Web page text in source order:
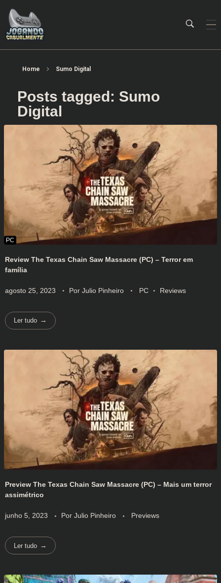
Home Sumo Digital
Posts tagged: Sumo
Digital
Review The Texas Chain Saw Massacre (PC) – Terror em
família
agosto 25, 2023 Por Julio Pinheiro PC Reviews
Ler tudo
Preview The Texas Chain Saw Massacre (PC) – Mais um terror
assimétrico
junho 5, 2023 Por Julio Pinheiro Previews
Ler tudo